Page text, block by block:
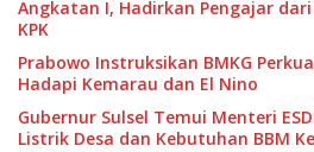
Angkatan I, Hadirkan Pengajar
KPK
Prabowo Instruksikan BMKG
Hadapi Kemarau dan El Nino
Gubernur Sulsel Temui Menteri
Listrik Desa dan Kebutuhan BBM